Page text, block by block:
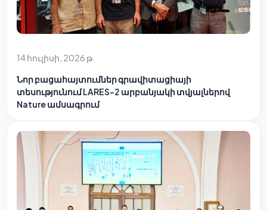
14 հուլիսի, 2026 թ.
Նոր բացահայտումներ գրավիտացիայի
տեսությունում LARES-2 արբանյակի տվյալներով
Nature ամսագրում